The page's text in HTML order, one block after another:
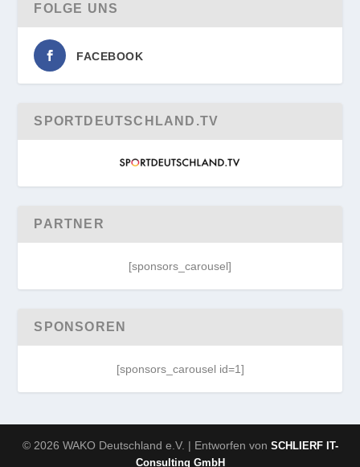
FOLGE UNS
FACEBOOK
SPORTDEUTSCHLAND.TV
PARTNER
[sponsors_carousel]
SPONSOREN
[sponsors_carousel id=1]
© 2026 WAKO Deutschland e.V. | Entworfen von SCHLIERF IT-
Consulting GmbH